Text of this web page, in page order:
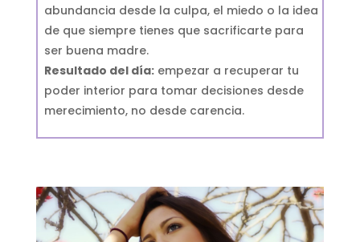
abundancia desde la culpa, el miedo o la idea
de que siempre tienes que sacrificarte para
ser buena madre.
Resultado del día:empezar a recuperar tu
poder interior para tomar decisiones desde
merecimiento, no desde carencia.